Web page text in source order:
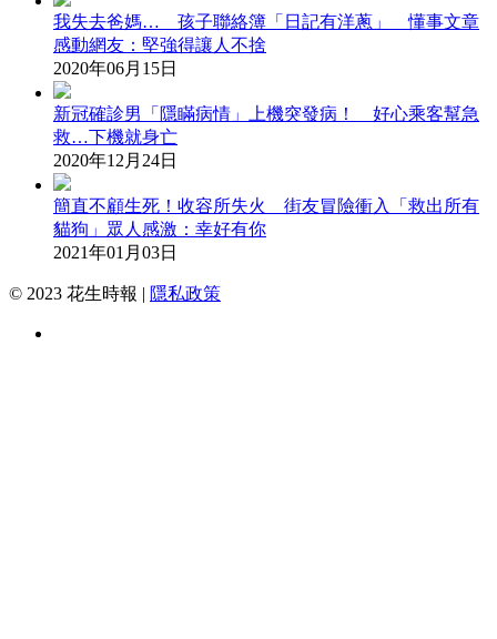
我失去爸媽… 孩子聯絡簿「日記有洋蔥」 懂事文章
感動網友：堅強得讓人不捨
2020年06月15日
新冠確診男「隱瞞病情」上機突發病！ 好心乘客幫急
救…下機就身亡
2020年12月24日
簡直不顧生死！收容所失火 街友冒險衝入「救出所有
貓狗」眾人感激：幸好有你
2021年01月03日
© 2023 花生時報 | 隱私政策